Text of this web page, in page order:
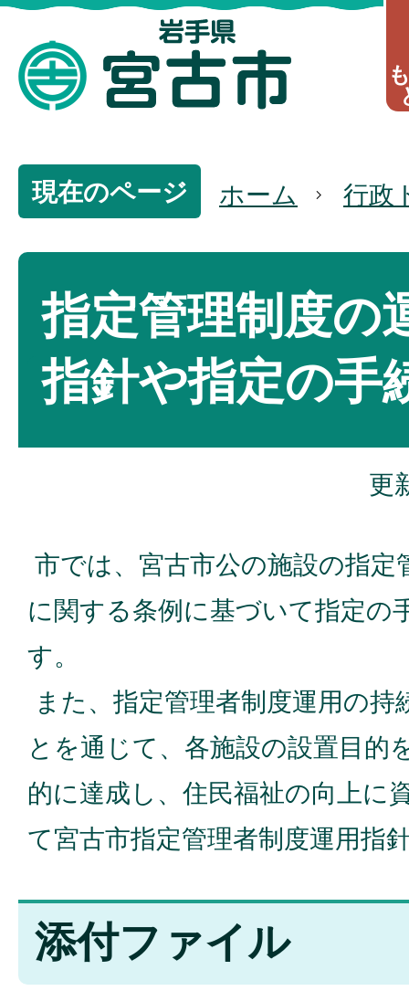
現在のページ ホーム 行政
指定管理制度の
指針や指定の手
更
市では、宮古市公の施設の指定
に関する条例に基づいて指定の
す。
また、指定管理者制度運用の
とを通じて、各施設の設置目的
的に達成し、住民福祉の向上に
て宮古市指定管理者制度運用指
添付ファイル